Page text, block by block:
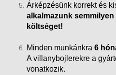
Árképzésünk korrekt és
alkalmazunk
költséget!
Minden munkánkra 6
A villanybojlerekre a
vonatkozik.